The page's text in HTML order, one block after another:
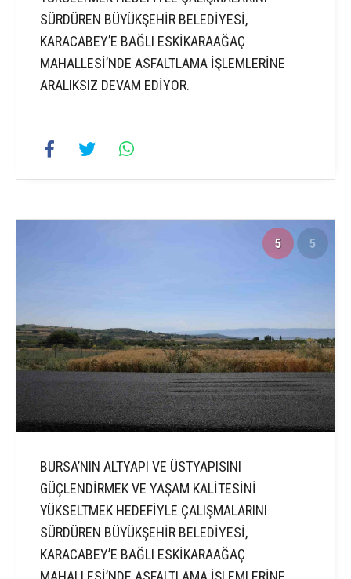
SÜRDÜREN BÜYÜKŞEHİR BELEDİYESİ,
KARACABEY’E BAĞLI ESKİKARAAĞAÇ
MAHALLESİ’NDE ASFALTLAMA İŞLEMLERİNE
ARALIKSIZ DEVAM EDİYOR.
5 5
BURSA’NIN ALTYAPI VE ÜSTYAPISINI
GÜÇLENDİRMEK VE YAŞAM KALİTESİNİ
YÜKSELTMEK HEDEFİYLE ÇALIŞMALARINI
SÜRDÜREN BÜYÜKŞEHİR BELEDİYESİ,
KARACABEY’E BAĞLI ESKİKARAAĞAÇ